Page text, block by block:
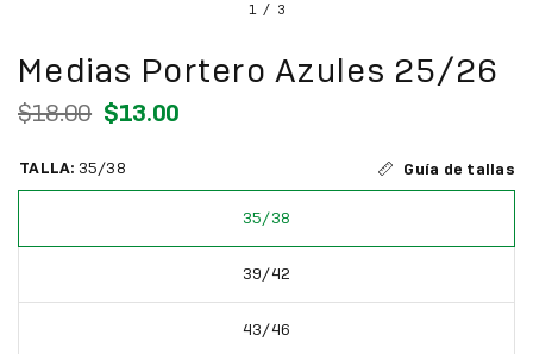
1 / 3
Medias Portero Azules 25/26
$18.00 $13.00
TALLA: 35/38 Guía de tallas
35/38
39/42
43/46